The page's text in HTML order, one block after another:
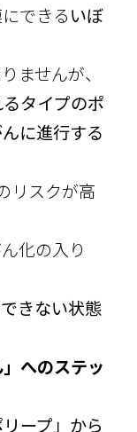
できるいぼ
ませんが、
タイプのポ
に進行する
リスクが高
化の入り
きない状態
へのステッ
リープ」から